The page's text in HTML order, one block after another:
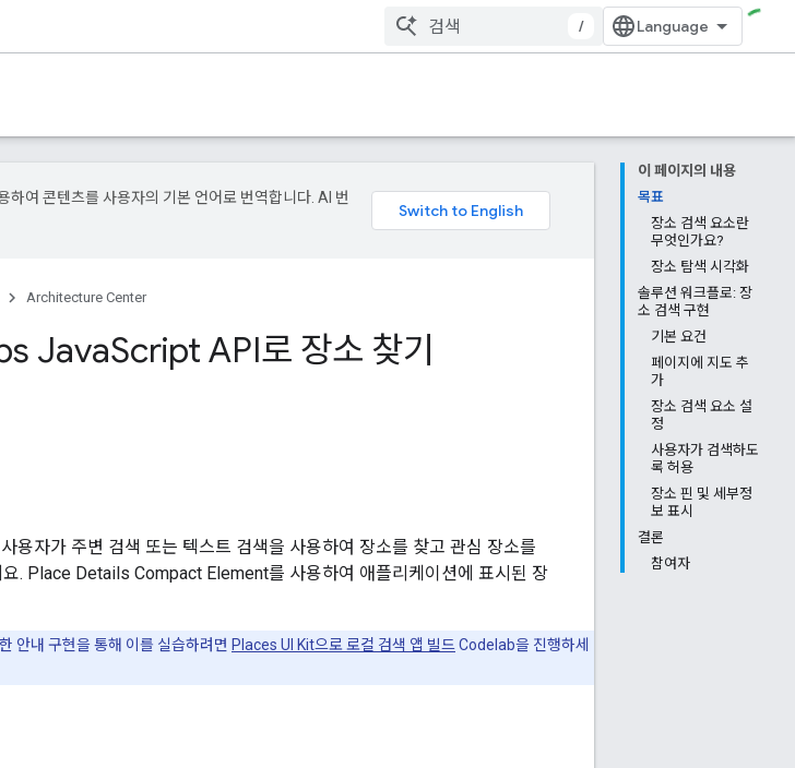
/
이 페이지의 내용
목표
장소 검색 요소란
무엇인가요?
장소 탐색 시각화
솔루션 워크플로: 장
소 검색 구현
기본 요건
페이지에 지도 추
가
장소 검색 요소 설
정
사용자가 검색하도
록 허용
장소 핀 및 세부정
보 표시
결론
참여자
하여 콘텐츠를 사용자의 기본 언어로 번역합니다. AI 번
Architecture Center
JavaScript API로 장소 찾기
용자가 주변 검색 또는 텍스트 검색을 사용하여 장소를 찾고 관심 장소를
. Place Details Compact Element를 사용하여 애플리케이션에 표시된 장
안내 구현을 통해 이를 실습하려면 Places UI Kit으로 로컬 검색 앱 빌드Codelab을 진행하세